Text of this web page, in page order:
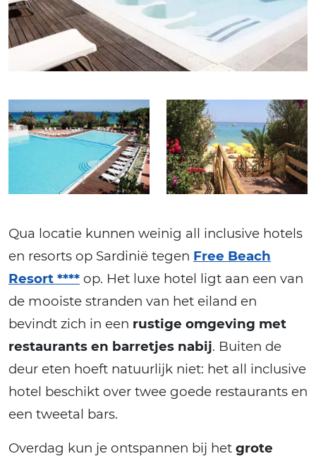
Qua locatie kunnen weinig all inclusive hotels
en resorts op Sardinië tegen Free Beach
Resort **** op. Het luxe hotel ligt aan een van
de mooiste stranden van het eiland en
bevindt zich in een rustige omgeving met
restaurants en barretjes nabij. Buiten de
deur eten hoeft natuurlijk niet: het all inclusive
hotel beschikt over twee goede restaurants en
een tweetal bars.
Overdag kun je ontspannen bij het grote